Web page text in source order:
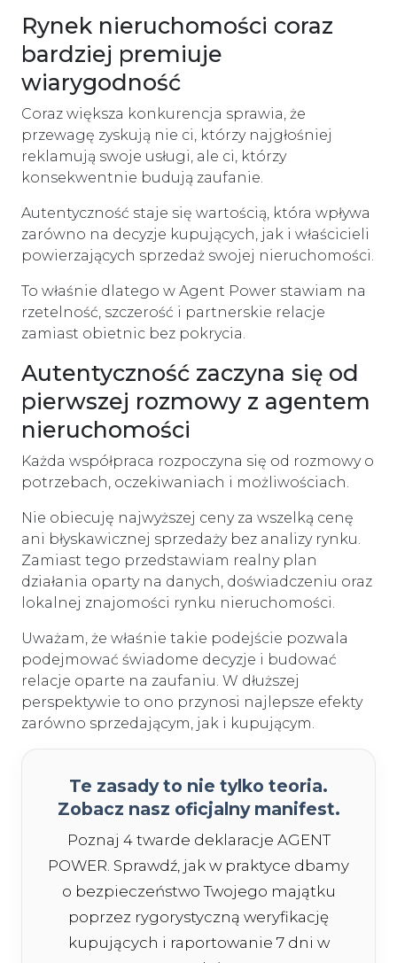
Rynek nieruchomości coraz
bardziej premiuje
wiarygodność
Coraz większa konkurencja sprawia, że
przewagę zyskują nie ci, którzy najgłośniej
reklamują swoje usługi, ale ci, którzy
konsekwentnie budują zaufanie.
Autentyczność staje się wartością, która wpływa
zarówno na decyzje kupujących, jak i właścicieli
powierzających sprzedaż swojej nieruchomości.
To właśnie dlatego w Agent Power stawiam na
rzetelność, szczerość i partnerskie relacje
zamiast obietnic bez pokrycia.
Autentyczność zaczyna się od
pierwszej rozmowy z agentem
nieruchomości
Każda współpraca rozpoczyna się od rozmowy o
potrzebach, oczekiwaniach i możliwościach.
Nie obiecuję najwyższej ceny za wszelką cenę
ani błyskawicznej sprzedaży bez analizy rynku.
Zamiast tego przedstawiam realny plan
działania oparty na danych, doświadczeniu oraz
lokalnej znajomości rynku nieruchomości.
Uważam, że właśnie takie podejście pozwala
podejmować świadome decyzje i budować
relacje oparte na zaufaniu. W dłuższej
perspektywie to ono przynosi najlepsze efekty
zarówno sprzedającym, jak i kupującym.
Te zasady to nie tylko teoria.
Zobacz nasz oficjalny manifest.
Poznaj 4 twarde deklaracje AGENT
POWER. Sprawdź, jak w praktyce dbamy
o bezpieczeństwo Twojego majątku
poprzez rygorystyczną weryfikację
kupujących i raportowanie 7 dni w